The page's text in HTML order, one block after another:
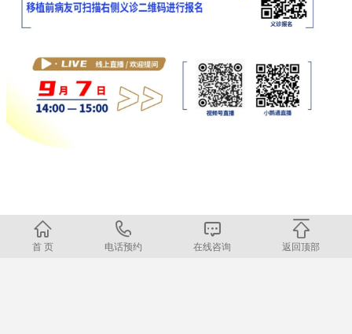
友情提示：为保证患者及家属在活动过程中能够得到最大的帮助，请在预约报
名时如实提供以下资料：初发病血常规报告、发病时骨髓形态报告、免疫分型报
首 页 电话预约 在线咨询 返回顶部